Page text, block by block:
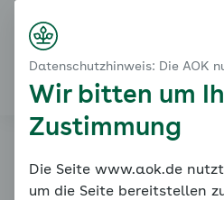
Alles über den Coach Mein
Bewegung
Mit diesen Kraftübungen
Isometrisches
Online-
Datenschutzhinweis: Die AOK
Wir bitten um
Zustimmung
Die Seite www.aok.de
um die Seite bereitstellen